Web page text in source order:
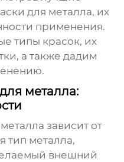
для металла, их
применения.
типы красок, их
а также дадим
металла:
зависит от
тип металла,
внешний